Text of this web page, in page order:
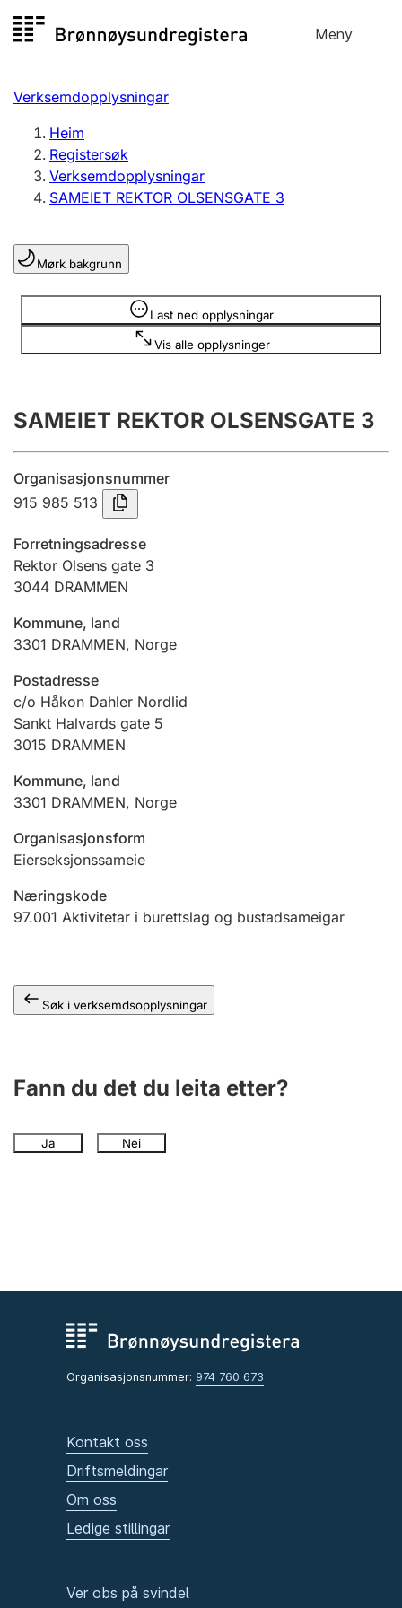
til
Meny
Registersøk
Aksjeselskap
Enkeltpersonføretak
Registrere, endre, slette
Lag og foreining
Registrere, endre, slette
Innsending og forseinkingsgebyr
Tinglysing
Jeger
Ektepaktrettleiaren
Andre tema
Verksemdopplysningar
Heim
Registersøk
Verksemdopplysningar
SAMEIET REKTOR OLSENSGATE 3
Mørk bakgrunn
Last ned opplysningar
Vis alle opplysninger
Opplysninger er skjult
SAMEIET REKTOR OLSENSGATE 3
Organisasjonsnummer
915 985 513
Forretningsadresse
Rektor Olsens gate 3
3044 DRAMMEN
Kommune, land
3301 DRAMMEN, Norge
Postadresse
c/o Håkon Dahler Nordlid
Sankt Halvards gate 5
3015 DRAMMEN
Kommune, land
3301 DRAMMEN, Norge
Organisasjonsform
Eierseksjonssameie
Næringskode
97.001 Aktivitetar i burettslag og bustadsameigar
Søk i verksemdsopplysningar
Fann du det du leita etter?
Ja Nei
Organisasjonsnummer: 974 760 673
Kontakt oss
Driftsmeldingar
Om oss
Ledige stillingar
Ver obs på svindel